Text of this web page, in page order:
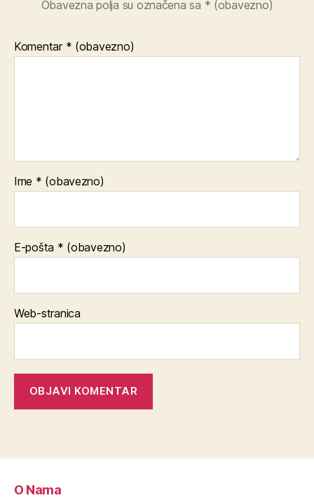
Obavezna polja su označena sa * (obavezno)
Komentar * (obavezno)
Ime * (obavezno)
E-pošta * (obavezno)
Web-stranica
O Nama